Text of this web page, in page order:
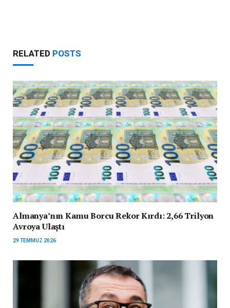
RELATED POSTS
Almanya’nın Kamu Borcu Rekor Kırdı: 2,66 Trilyon
Avroya Ulaştı
29 TEMMUZ 2026